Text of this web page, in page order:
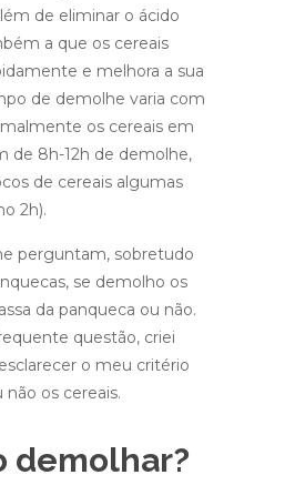
de eliminar o ácido
a que os cereais
e melhora a sua
de demolhe varia com
os cereais em
de 8h-12h de demolhe,
de cereais algumas
2h).
perguntam, sobretudo
se demolho os
da panqueca ou não.
questão, criei
o meu critério
os cereais.
demolhar?